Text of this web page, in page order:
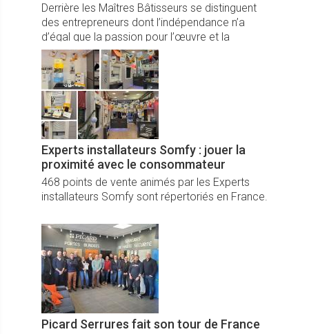
Derrière les Maîtres Bâtisseurs se distinguent
des entrepreneurs dont l’indépendance n’a
d’égal que la passion pour l’œuvre et la
valorisation haut de gamme de l’habitat.
Experts installateurs Somfy : jouer la
proximité avec le consommateur
468 points de vente animés par les Experts
installateurs Somfy sont répertoriés en France.
Picard Serrures fait son tour de France